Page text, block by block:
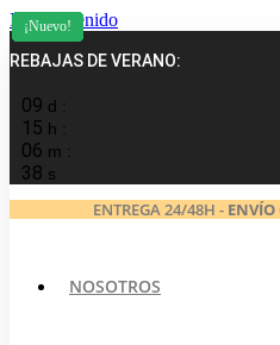
Ir al contenido
REBAJAS DE VERANO:
09 d :
15 h :
06 m :
38 s
ENTREGA 24/48H - ENVÍO
NOSOTROS
¡Nuevo!
¡Nuevo!
¡Nuevo!
¡Nuevo!
¡Nuevo!
¡Nuevo!
¡Nuevo!
¡Nuevo!
¡Nuevo!
¡Nuevo!